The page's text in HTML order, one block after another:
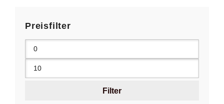
Preisfilter
Filter